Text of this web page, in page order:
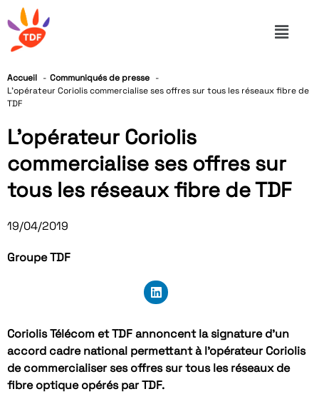
Accueil
Communiqués de presse
L’opérateur Coriolis commercialise ses offres sur tous les réseaux fibre de
TDF
L’opérateur Coriolis
commercialise ses offres sur
tous les réseaux fibre de TDF
19/04/2019
Groupe TDF
Coriolis Télécom et TDF annoncent la signature d’un
accord cadre national permettant à l’opérateur Coriolis
de commercialiser ses offres sur tous les réseaux de
fibre optique opérés par TDF.